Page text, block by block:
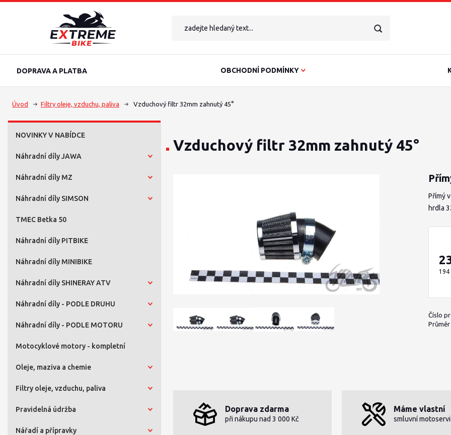
DOPRAVA A PLATBA OBCHODNÍ PODMÍNKY
Úvod Filtry oleje, vzduchu, paliva Vzduchový filtr 32mm zahnutý 45°
NOVINKY V NABÍDCE
Náhradní díly JAWA
Náhradní díly MZ
Náhradní díly SIMSON
TMEC Betka 50
Náhradní díly PITBIKE
Náhradní díly MINIBIKE
Náhradní díly SHINERAY ATV
Náhradní díly - PODLE DRUHU
Náhradní díly - PODLE MOTORU
Motocyklové motory - kompletní
Oleje, maziva a chemie
Filtry oleje, vzduchu, paliva
Pravidelná údržba
Nářadí a přípravky
Vzduchový filtr 32mm zahnutý 45°
Přímý
hrdla
194
Číslo
Doprava zdarma
při nákupu nad 3 000 Kč
Máme vlastní
smluvní